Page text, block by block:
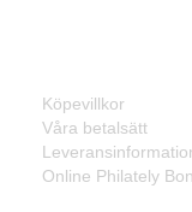
Köpevillkor
Våra betalsätt
Online Philately